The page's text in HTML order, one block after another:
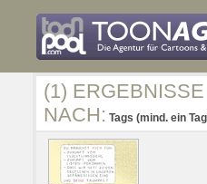
(1)
NACH: Tags (mind. ein